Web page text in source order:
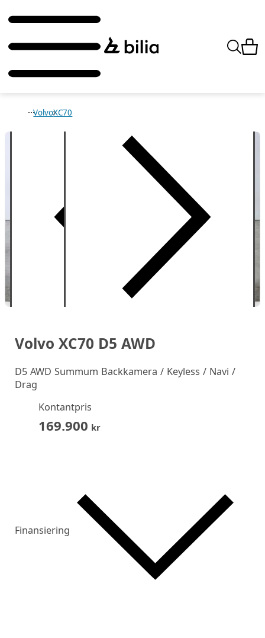
VolvoXC70
Volvo XC70 D5 AWD
D5 AWD Summum Backkamera / Keyless / Navi /
Drag
Kontantpris
169.900 kr
Finansiering